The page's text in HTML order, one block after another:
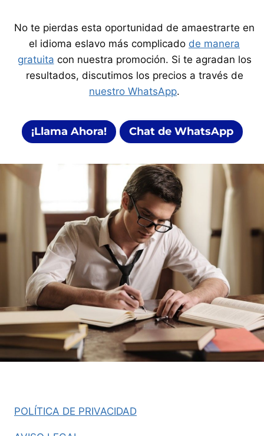
No te pierdas esta oportunidad de amaestrarte en
el idioma eslavo más complicado de manera
gratuita con nuestra promoción. Si te agradan los
resultados, discutimos los precios a través de
nuestro WhatsApp.
¡Llama Ahora! Chat de WhatsApp
POLÍTICA DE PRIVACIDAD